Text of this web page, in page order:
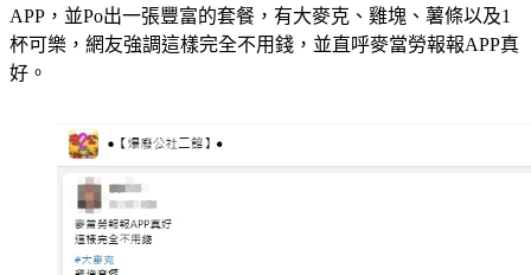
APP，並Po出一張豐富的套餐，有大麥克、雞塊、薯條以及1
杯可樂，網友強調這樣完全不用錢，並直呼麥當勞報報APP真
好。